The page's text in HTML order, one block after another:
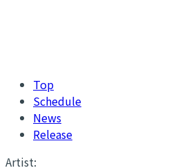
Top
Schedule
News
Release
Artist: